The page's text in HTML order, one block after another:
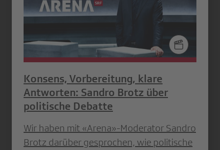
Konsens, Vorbereitung, klare
Antworten: Sandro Brotz über
politische Debatte
Wir haben mit «Arena»-Moderator Sandro
Brotz darüber gesprochen, wie politische